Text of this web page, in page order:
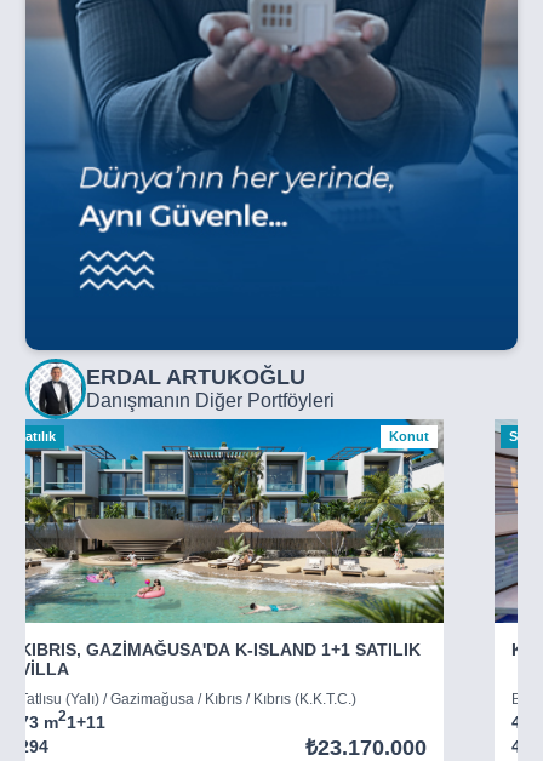
ERDAL ARTUKOĞLU
Danışmanın Diğer Portföyleri
Satılık Konut
KIBRIS, GAZİMAĞUSA'DA K-ISLAND 1+1 SATILIK
VİLLA
Tatlısu (Yalı) / Gazimağusa / Kıbrıs / Kıbrıs (K.K.T.C.)
73 m21+11
294
₺23.170.000
45
403